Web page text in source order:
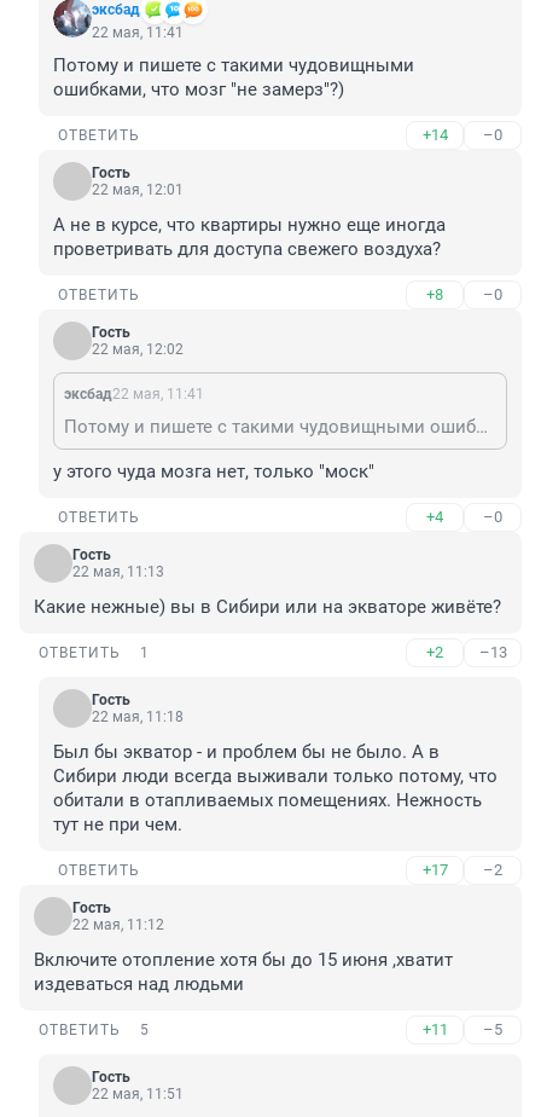
эксбад
22 мая, 11:41
Потому и пишете с такими чудовищными
ошибками, что мозг "не замерз"?)
ОТВЕТИТЬ +14 –0
Гость
22 мая, 12:01
А не в курсе, что квартиры нужно еще иногда
проветривать для доступа свежего воздуха?
ОТВЕТИТЬ +8 –0
Гость
22 мая, 12:02
эксбад22 мая, 11:41
Потому и пишете с такими чудовищными ошибками, что мозг "не замерз"?)
у этого чуда мозга нет, только "моск"
ОТВЕТИТЬ +4 –0
Гость
22 мая, 11:13
Какие нежные) вы в Сибири или на экваторе живёте?
ОТВЕТИТЬ 1 +2 –13
Гость
22 мая, 11:18
Был бы экватор - и проблем бы не было. А в
Сибири люди всегда выживали только потому, что
обитали в отапливаемых помещениях. Нежность
тут не при чем.
ОТВЕТИТЬ +17 –2
Гость
22 мая, 11:12
Включите отопление хотя бы до 15 июня ,хватит
издеваться над людьми
ОТВЕТИТЬ 5 +11 –5
Гость
22 мая, 11:51